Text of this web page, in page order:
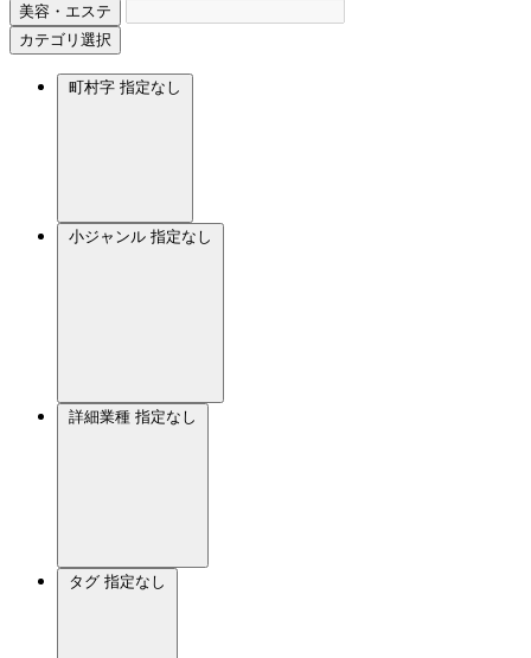
美容・エステ
カテゴリ選択
町村字 指定なし
小ジャンル 指定なし
詳細業種 指定なし
タグ 指定なし